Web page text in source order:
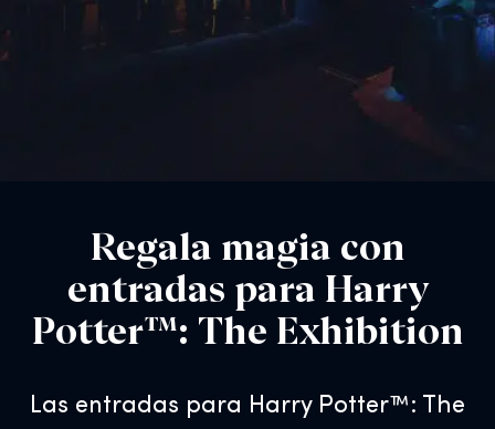
Regala magia con
entradas para Harry
Potter™: The Exhibition
Las entradas para Harry Potter™: The